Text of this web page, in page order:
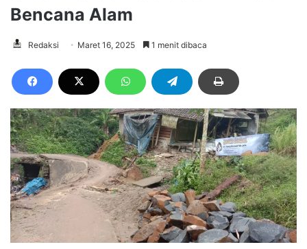
Bencana Alam
Redaksi Maret 16, 2025 1 menit dibaca